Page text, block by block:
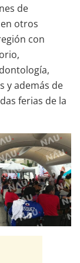
de
otros
con
y además de
ferias de la